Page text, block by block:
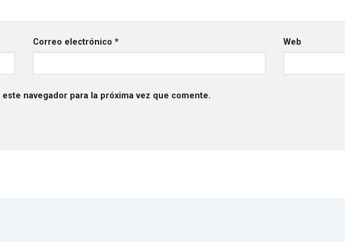
Correo electrónico * Web
navegador para la próxima vez que comente.